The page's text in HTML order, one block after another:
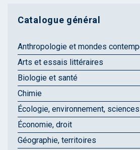
Catalogue général
Anthropologie et mondes
Arts et essais littéraires
Biologie et santé
Chimie
Écologie, environnement,
Économie, droit
Géographie, territoires